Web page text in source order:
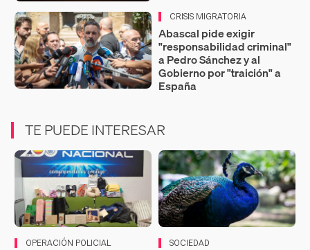
CRISIS MIGRATORIA
Abascal pide exigir
"responsabilidad criminal"
a Pedro Sánchez y al
Gobierno por "traición" a
España
TE PUEDE INTERESAR
OPERACIÓN POLICIAL SOCIEDAD